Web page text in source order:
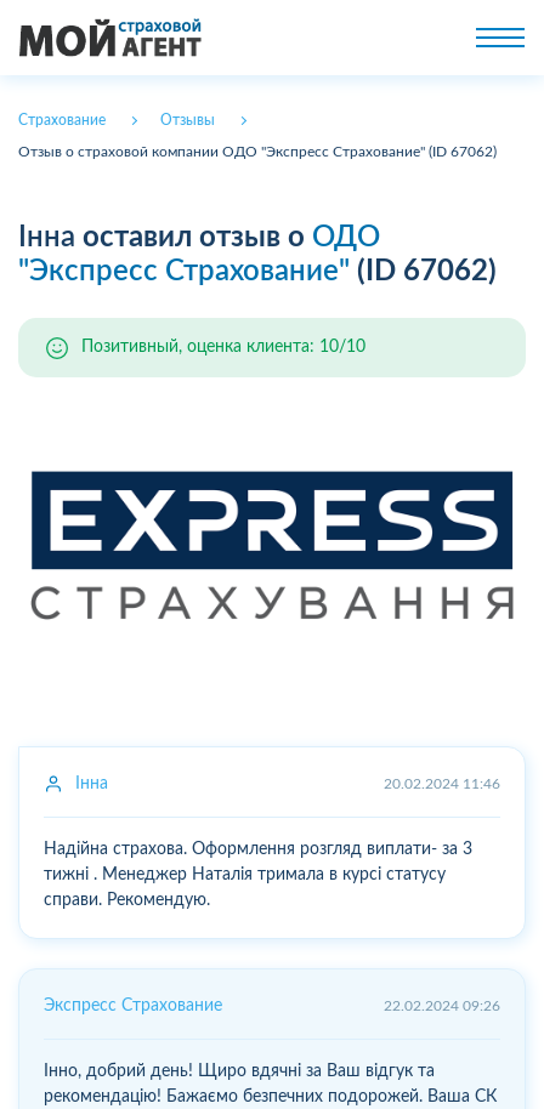
Страхование Отзывы
Отзыв о страховой компании ОДО "Экспресс Страхование" (ID 67062)
Інна оставил отзыв о ОДО
"Экспресс Страхование" (ID 67062)
Позитивный, оценка клиента: 10/10
Інна 20.02.2024 11:46
Надійна страхова. Оформлення розгляд виплати- за 3
тижні . Менеджер Наталія тримала в курсі статусу
справи. Рекомендую.
Экспресс Страхование 22.02.2024 09:26
Інно, добрий день! Щиро вдячні за Ваш відгук та
рекомендацію! Бажаємо безпечних подорожей. Ваша СК